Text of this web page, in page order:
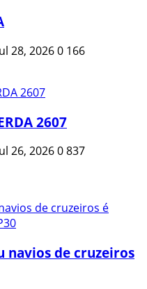
28, 20260 166
2607
26, 20260837
navios de cruzeiros